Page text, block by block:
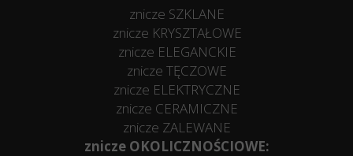
znicze SZKLANE
znicze KRYSZTAŁOWE
znicze ELEGANCKIE
znicze TĘCZOWE
znicze ELEKTRYCZNE
znicze CERAMICZNE
znicze ZALEWANE
znicze OKOLICZNOŚCIOWE: